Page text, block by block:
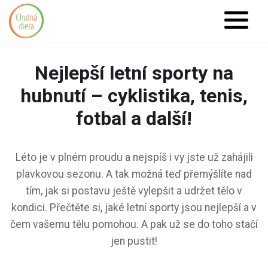
Nejlepší letní sporty na
hubnutí – cyklistika, tenis,
fotbal a další!
Léto je v plném proudu a nejspíš i vy jste už zahájili
plavkovou sezonu. A tak možná teď přemýšlíte nad
tím, jak si postavu ještě vylepšit a udržet tělo v
kondici. Přečtěte si, jaké letní sporty jsou nejlepší a v
čem vašemu tělu pomohou. A pak už se do toho stačí
jen pustit!